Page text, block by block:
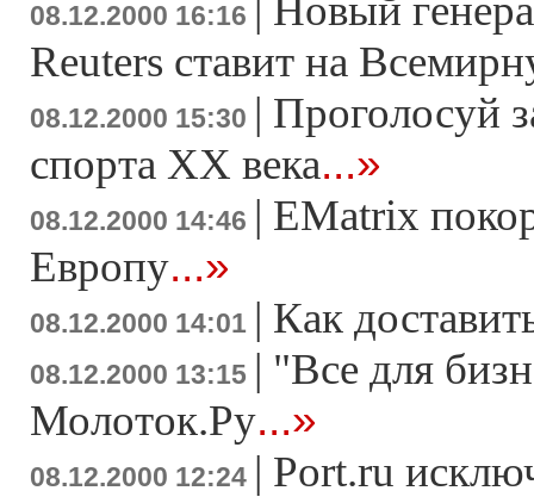
08.12.2000 16:16 | Новый
Reuters ставит на
08.12.2000 15:30 | Проголосуй
спорта ХХ века...»
08.12.2000 14:46 | EMatrix
Европу...»
08.12.2000 14:01 | Как
08.12.2000 13:15 | "Все для
Молоток.Ру...»
08.12.2000 12:24 | Port.ru